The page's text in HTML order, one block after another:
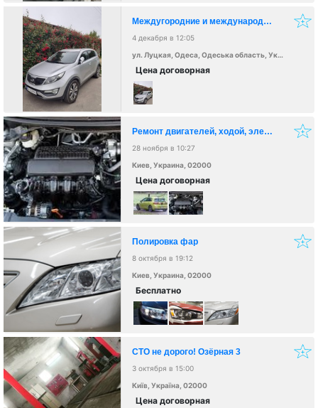
Междугородние и международные пассажирские перевозки.
4 декабря в 12:05
ул. Луцкая, Одеса, Одеська область, Украина, 65000
Цена договорная
Ремонт двигателей, ходой, электроники
28 ноября в 10:27
Киев, Украина, 02000
Цена договорная
Полировка фар
8 октября в 19:12
Киев, Украина, 02000
Бесплатно
СТО не дорого! Озёрная 3
3 октября в 15:00
Київ, Україна, 02000
Цена договорная